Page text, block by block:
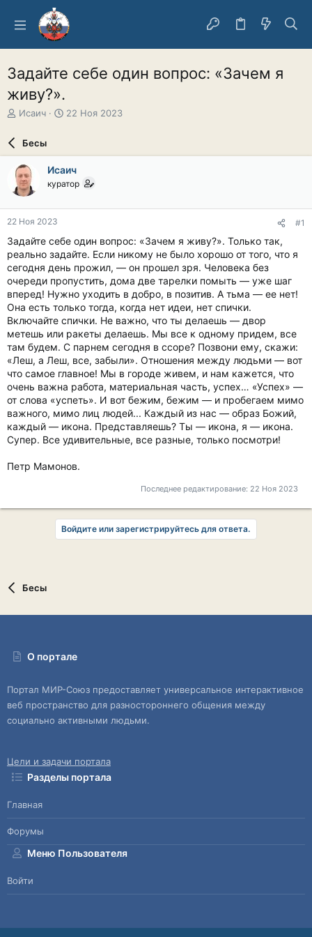
Задайте себе один вопрос: «Зачем я
живу?».
А
о
р
т
е
м
ы
Исаич
Д
а
ч
л
22 Ноя 2023
Бесы
Исаич
куратор
22 Ноя 2023 #1
Задайте себе один вопрос: «Зачем я живу?». Только так,
реально задайте. Если никому не было хорошо от того, что я
сегодня день прожил, — он прошел зря. Человека без
очереди пропустить, дома две тарелки помыть — уже шаг
вперед! Нужно уходить в добро, в позитив. А тьма — ее нет!
Она есть только тогда, когда нет идеи, нет спички.
Включайте спички. Не важно, что ты делаешь — двор
метешь или ракеты делаешь. Мы все к одному придем, все
там будем. С парнем сегодня в ссоре? Позвони ему, скажи:
«Леш, а Леш, все, забыли». Отношения между людьми — вот
что самое главное! Мы в городе живем, и нам кажется, что
очень важна работа, материальная часть, успех… «Успех» —
от слова «успеть». И вот бежим, бежим — и пробегаем мимо
важного, мимо лиц людей... Каждый из нас — образ Божий,
каждый — икона. Представляешь? Ты — икона, я — икона.
Супер. Все удивительные, все разные, только посмотри!
Петр Мамонов.
Последнее редактирование: 22 Ноя 2023
Войдите или зарегистрируйтесь для ответа.
Бесы
О портале
Портал МИР-Союз предоставляет универсальное интерактивное
веб пространство для разностороннего общения между
социально активными людьми.
Цели и задачи портала
Разделы портала
Главная
Форумы
Меню Пользователя
Войти